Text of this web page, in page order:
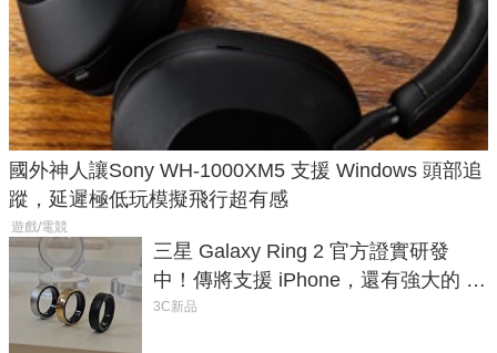
國外神人讓Sony WH-1000XM5 支援 Windows 頭部追
蹤，延遲極低玩模擬飛行超有感
遊戲/電競
三星 Galaxy Ring 2 官方證實研發
中！傳將支援 iPhone，還有強大的 AI
與智慧家電連動功能
3C新品